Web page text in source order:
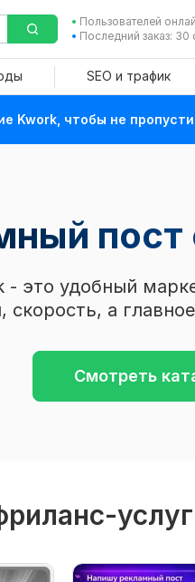
Пользователей
Последний заказ: 30
SEO и трафик
Kwork, чтобы не
пост
- это удобный
а
Смотреть